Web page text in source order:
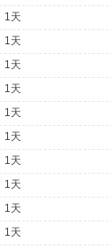
1天
1天
1天
1天
1天
1天
1天
1天
1天
1天